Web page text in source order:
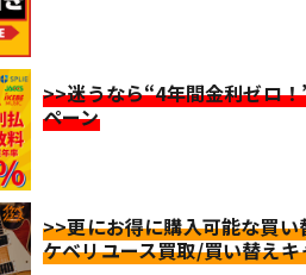
>>迷うなら“4年間金利ゼロ
ペーン
>>更にお得に購入可能な買
ケベリユース買取/買い替え